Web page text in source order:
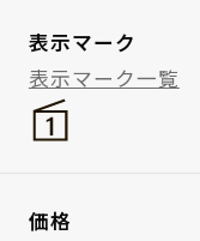
表示マーク
表示マーク一覧
価格